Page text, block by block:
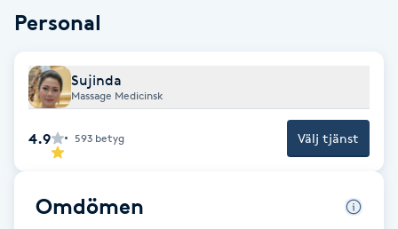
Bröllopsuppsättning
Celluliter
Coachning
Personal
Sujinda
Massage Medicinsk
4.9 593 betyg Välj tjänst
Omdömen